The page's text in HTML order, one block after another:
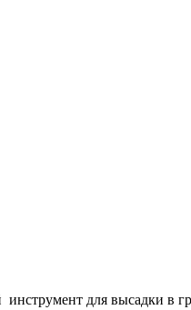
для высадки в